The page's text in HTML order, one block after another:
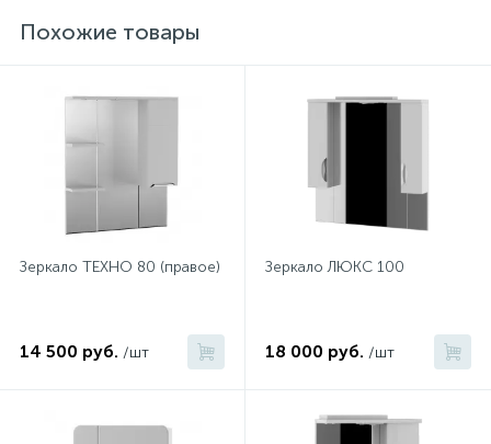
Похожие товары
Зеркало ТЕХНО 80 (правое)
14 500 руб. /шт
Зеркало ЛЮКС 100
18 000 руб. /шт